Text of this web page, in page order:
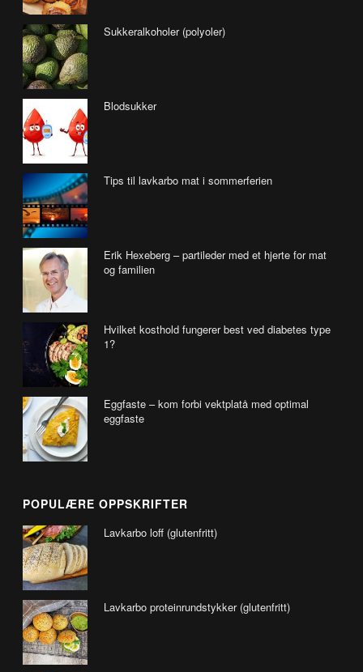
Sukkeralkoholer (polyoler)
Blodsukker
Tips til lavkarbo mat i sommerferien
Erik Hexeberg – partileder med et hjerte for mat
og familien
Hvilket kosthold fungerer best ved diabetes type
1?
Eggfaste – kom forbi vektplatå med optimal
eggfaste
POPULÆRE OPPSKRIFTER
Lavkarbo loff (glutenfritt)
Lavkarbo proteinrundstykker (glutenfritt)